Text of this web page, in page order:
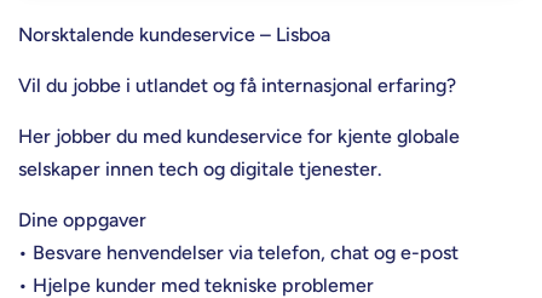
Norsktalende kundeservice – Lisboa
Vil du jobbe i utlandet og få internasjonal erfaring?
Her jobber du med kundeservice for kjente globale
selskaper innen tech og digitale tjenester.
Dine oppgaver
• Besvare henvendelser via telefon, chat og e-post
• Hjelpe kunder med tekniske problemer